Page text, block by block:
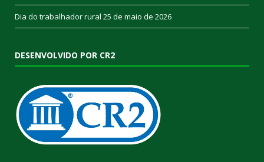
Dia do trabalhador rural 25 de maio de 2026
DESENVOLVIDO POR CR2